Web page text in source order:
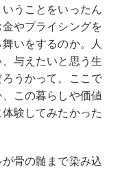
うことをいったん
やプライシングを
いをするのか。人
与えたいと思う生
うかって。ここで
この暮らしや価値
験してみたかった
骨の髄まで染み込